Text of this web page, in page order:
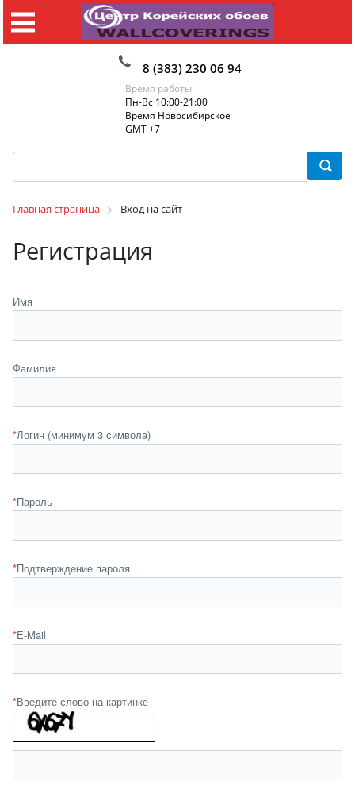
8 (383) 230 06 94
Время работы:
Пн-Вс 10:00-21:00
Время Новосибирское
GMT +7
Главная страница Вход на сайт
Регистрация
Имя
Фамилия
*Логин (минимум 3 символа)
*Пароль
*Подтверждение пароля
*E-Mail
*Введите слово на картинке